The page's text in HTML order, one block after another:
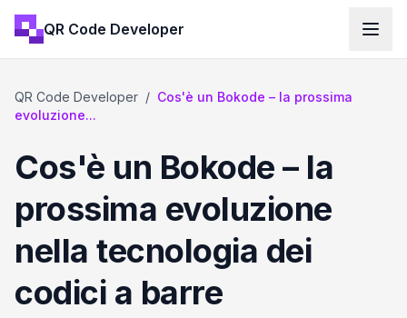
QR Code Developer
QR Code Developer / Cos'è un Bokode – la prossima
evoluzione...
Cos'è un Bokode – la
prossima evoluzione
nella tecnologia dei
codici a barre